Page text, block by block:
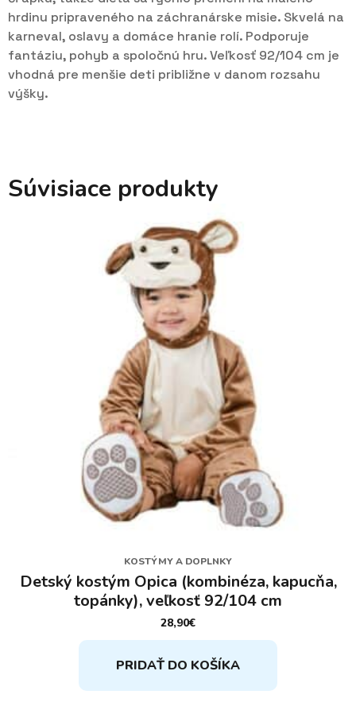
hrdinu pripraveného na záchranárske misie. Skvelá na
karneval, oslavy a domáce hranie rolí. Podporuje
fantáziu, pohyb a spoločnú hru. Veľkosť 92/104 cm je
vhodná pre menšie deti približne v danom rozsahu
výšky.
Súvisiace produkty
KOSTÝMY A DOPLNKY
Detský kostým Opica (kombinéza, kapucňa,
topánky), veľkosť 92/104 cm
28,90€
PRIDAŤ DO KOŠÍKA